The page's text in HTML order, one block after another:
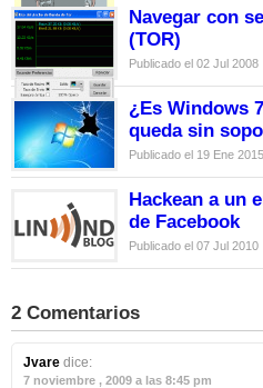
Navegar con
(TOR)
Publicado el 02 Jul 2008
¿Es Windows
queda sin
Publicado el 19 Ene 2015
Hackean a un
de Facebook
Publicado el 07 Jul 2010
2 Comentarios
Jvare dice:
7 noviembre , 2009 a las 8:45 pm